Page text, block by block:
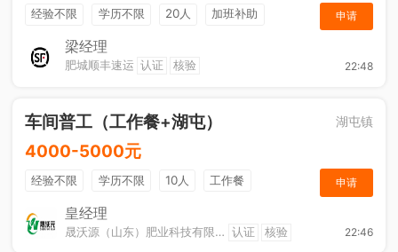
经验不限 学历不限 20人
加班补助
综合补贴
奖励计划
申请
梁经理
肥城顺丰速运 认证 核验 22:48
车间普工（工作餐+湖屯） 湖屯镇
4000-5000元
经验不限 学历不限 10人
工作餐
奖励计划
节日福利
申请
皇经理
晟沃源（山东）肥业科技有限公司 认证 核验 22:46